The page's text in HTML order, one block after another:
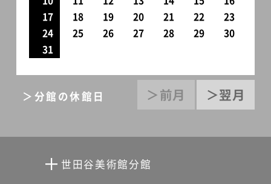
17
18 19 20 21 22
23
24
25 26 27 28 29
30
31
＞前月 ＞翌月
＞分館の休館日
世田谷美術館分館